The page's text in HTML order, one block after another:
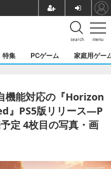
menu
search
特集 PCゲーム 家庭用ゲー
機能対応の『Horizon
』PS5版リリース―P
定 4枚目の写真・画